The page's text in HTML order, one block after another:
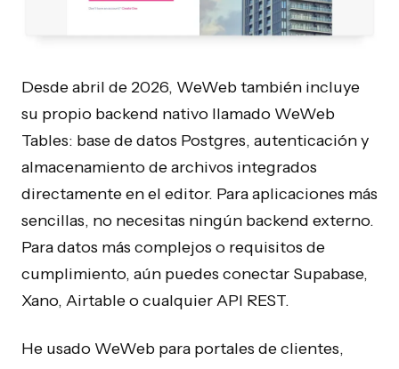
Desde abril de 2026, WeWeb también incluye
su propio backend nativo llamado WeWeb
Tables: base de datos Postgres, autenticación y
almacenamiento de archivos integrados
directamente en el editor. Para aplicaciones más
sencillas, no necesitas ningún backend externo.
Para datos más complejos o requisitos de
cumplimiento, aún puedes conectar Supabase,
Xano, Airtable o cualquier API REST.
He usado WeWeb para portales de clientes,